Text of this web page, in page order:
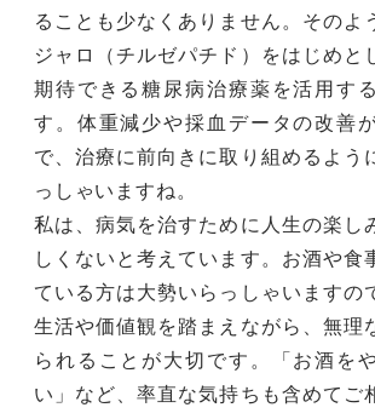
ることも少なくありません。そのよ
ジャロ（チルゼパチド）をはじめと
期待できる糖尿病治療薬を活用す
す。体重減少や採血データの改善
で、治療に前向きに取り組めるよう
っしゃいますね。
私は、病気を治すために人生の楽し
しくないと考えています。お酒や食
ている方は大勢いらっしゃいますの
生活や価値観を踏まえながら、無理
られることが大切です。「お酒を
い」など、率直な気持ちも含めてご